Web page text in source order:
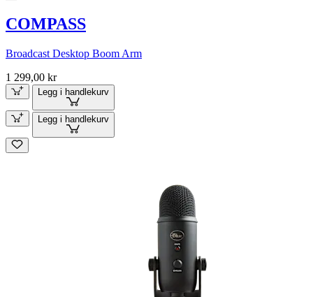
COMPASS
Broadcast Desktop Boom Arm
1 299,00 kr
Legg i handlekurv
Legg i handlekurv